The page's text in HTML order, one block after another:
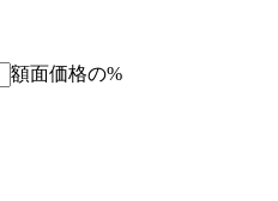
額面価格の%